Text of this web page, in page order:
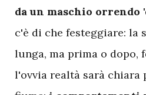
da un maschio orrendo
c'è di che festeggiare: la
lunga, ma prima o dopo,
l'ovvia realtà sarà